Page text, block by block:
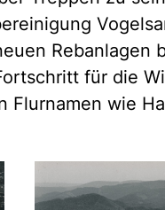
Rebanlagen
für die
Flurnamen wie